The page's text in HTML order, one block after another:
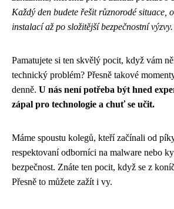
Každý den budete řešit různorodé situace,
instalací až po složitější bezpečnostní výzvy.
Pamatujete si ten skvělý pocit, když vám
technický problém? Přesně takové
denně. U nás není potřeba být hned
zápal pro technologie a chuť se učit.
Máme spoustu kolegů, kteří začínali od
respektovaní odborníci na malware nebo
bezpečnost. Znáte ten pocit, když se z
Přesně to můžete zažít i vy.